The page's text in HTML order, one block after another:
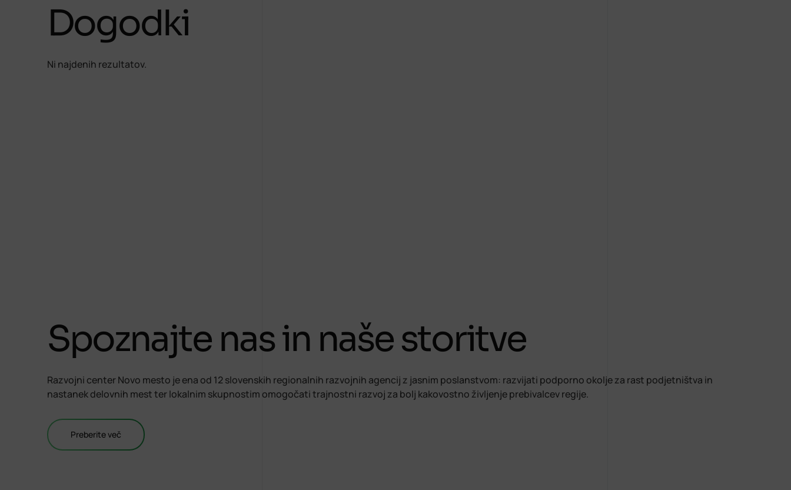
Dogodki
Ni najdenih rezultatov.
Spoznajte nas in naše storitve
Razvojni center Novo mesto je ena od 12 slovenskih regionalnih razvojnih agencij z jasnim poslanstvom: razvijati podporno okolje za rast podjetništva in
nastanek delovnih mest ter lokalnim skupnostim omogočati trajnostni razvoj za bolj kakovostno življenje prebivalcev regije.
Preberite več